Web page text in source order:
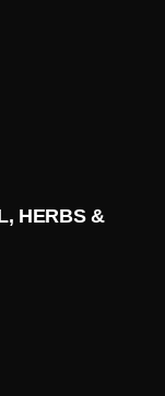
HERBS &